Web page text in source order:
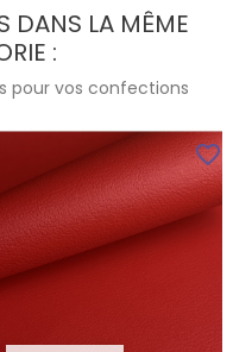
DANS LA MÊME
:
pour vos confections
favorite_border